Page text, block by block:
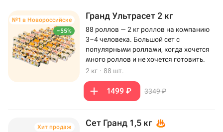
–55%
№1 в Новороссийске Гранд Ультрасет 2 кг
88 роллов — 2 кг роллов на компанию
3–4 человека. Большой сет с
популярными роллами, когда хочется
много роллов и не хочется готовить.
2 кг · 88 шт.
1499 ₽ 3349 ₽
Хит продаж Сет Гранд 1,5 кг